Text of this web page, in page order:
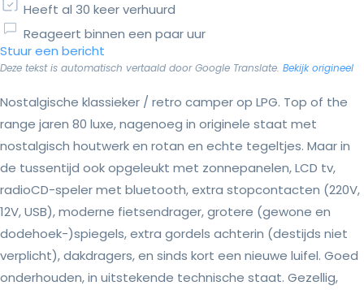
Heeft al 30 keer verhuurd
Reageert binnen een paar uur
Stuur een bericht
Deze tekst is automatisch vertaald door Google Translate. Bekijk origineel
Nostalgische klassieker / retro camper op LPG. Top of the
range jaren 80 luxe, nagenoeg in originele staat met
nostalgisch houtwerk en rotan en echte tegeltjes. Maar in
de tussentijd ook opgeleukt met zonnepanelen, LCD tv,
radioCD-speler met bluetooth, extra stopcontacten (220V,
12V, USB), moderne fietsendrager, grotere (gewone en
dodehoek-)spiegels, extra gordels achterin (destijds niet
verplicht), dakdragers, en sinds kort een nieuwe luifel. Goed
onderhouden, in uitstekende technische staat. Gezellig,